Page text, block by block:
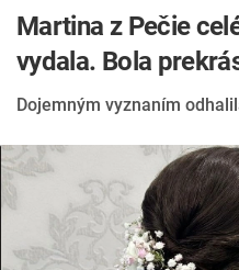
Martina z Pečie
vydala. Bola
Dojemným vyznaním